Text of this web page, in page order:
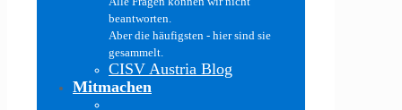
beantworten.
Aber die häufigsten - hier sind sie
gesammelt.
CISV Austria Blog
Mitmachen